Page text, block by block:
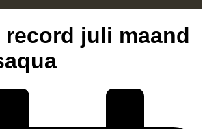
record juli maand